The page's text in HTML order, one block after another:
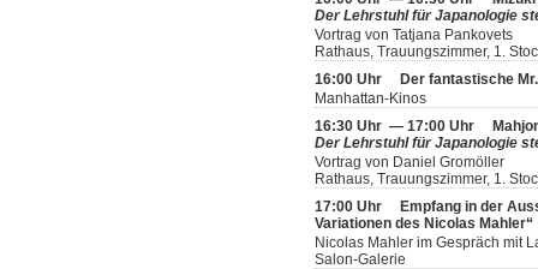
Der Lehrstuhl für Japanologie
Vortrag von Tatjana Pankovets
Rathaus, Trauungszimmer, 1.
16:00 Uhr
Der fantastische
Manhattan-Kinos
16:30 Uhr — 17:00 Uhr
Der Lehrstuhl für Japanologie
Vortrag von Daniel Gromöller
Rathaus, Trauungszimmer, 1.
17:00 Uhr
Empfang in der
Variationen des Nicolas Mahler“
Nicolas Mahler im Gespräch mit
Salon-Galerie